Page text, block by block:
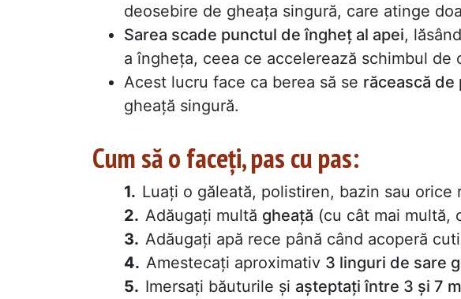
deosebire de gheața singură, care atinge
Sarea scade punctul de îngheț al apei,
a îngheța, ceea ce accelerează schimbul de
Acest lucru face ca berea să se răcească de
gheață singură.
Cum să o faceți, pas cu pas:
Luați o găleată, polistiren, bazin sau orice
Adăugați multă gheață (cu cât mai multă,
Adăugați apă rece până când acoperă
Amestecați aproximativ 3 linguri de sare
Imersați băuturile și așteptați între 3 și 7